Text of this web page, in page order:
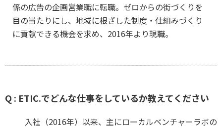
係の広告の企画営業職に転職。ゼロからの街づくりを
目の当たりにし、地域に根ざした制度・仕組みづくり
に貢献できる機会を求め、2016年より現職。
Q : ETIC.でどんな仕事をしているか教えてください
入社（2016年）以来、主にローカルベンチャーラボの